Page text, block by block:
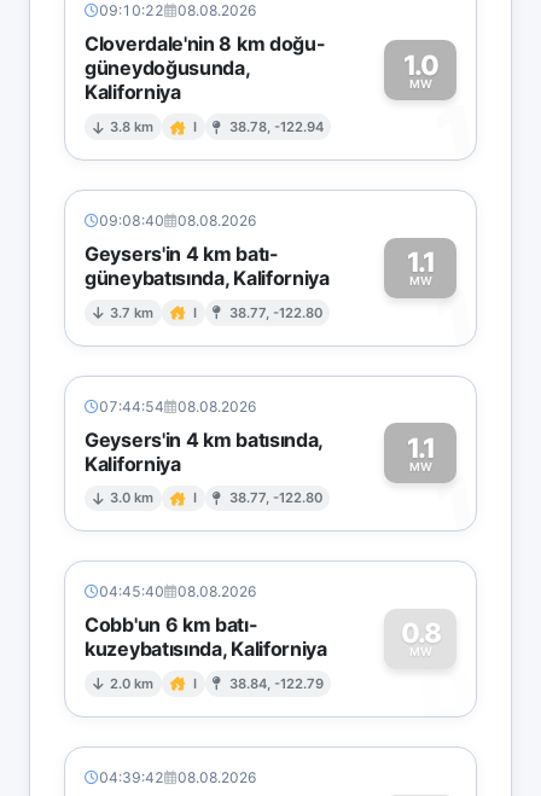
09:10:22 08.08.2026
Cloverdale'nin 8 km doğu-
güneydoğusunda,
Kaliforniya
3.8 km I 38.78, -122.94
1.0
MW
1
09:08:40 08.08.2026
Geysers'in 4 km batı-
güneybatısında, Kaliforniya
3.7 km I 38.77, -122.80
1.1
MW1
07:44:54 08.08.2026
Geysers'in 4 km batısında,
Kaliforniya
3.0 km I 38.77, -122.80
1.1
MW1
04:45:40 08.08.2026
Cobb'un 6 km batı-
kuzeybatısında, Kaliforniya
2.0 km I 38.84, -122.79
0.8
MW
0
04:39:42 08.08.2026